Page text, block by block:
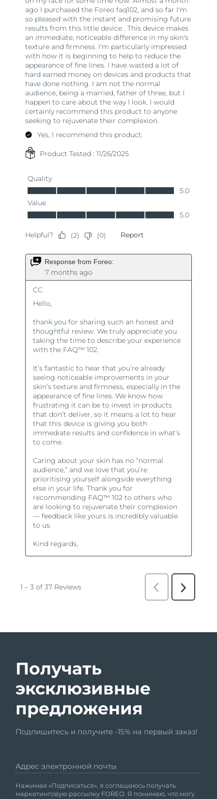
Получать
эксклюзивные
предложения
Подпишитесь и получите -15% на первый заказ!
Адрес электронной почты
Нажимая «Подписаться», я соглашаюсь получать
маркетинговую рассылку FOREO. Я понимаю, что могу